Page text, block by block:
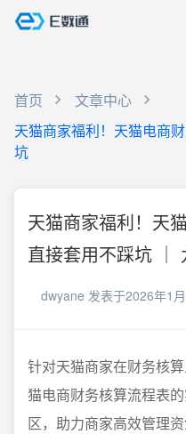
首页
文章中心
天猫商家福利！天猫电商
坑
天猫商家福利！天
直接套用不踩坑 ｜
dwyane 发表于2026年1
针对天猫商家在财务核
猫电商财务核算流程表
区，助力商家高效管理资